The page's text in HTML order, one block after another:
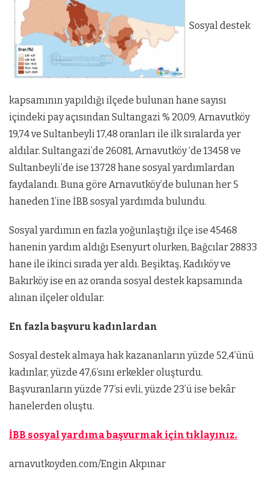
Sosyal destek
kapsamının yapıldığı ilçede bulunan hane sayısı
içindeki pay açısından Sultangazi % 20,09, Arnavutköy
19,74 ve Sultanbeyli 17,48 oranları ile ilk sıralarda yer
aldılar. Sultangazi’de 26081, Arnavutköy ‘de 13458 ve
Sultanbeyli’de ise 13728 hane sosyal yardımlardan
faydalandı. Buna göre Arnavutköy’de bulunan her 5
haneden 1’ine İBB sosyal yardımda bulundu.
Sosyal yardımın en fazla yoğunlaştığı ilçe ise 45468
hanenin yardım aldığı Esenyurt olurken, Bağcılar 28833
hane ile ikinci sırada yer aldı. Beşiktaş, Kadıköy ve
Bakırköy ise en az oranda sosyal destek kapsamında
alınan ilçeler oldular.
En fazla başvuru kadınlardan
Sosyal destek almaya hak kazananların yüzde 52,4’ünü
kadınlar, yüzde 47,6’sını erkekler oluşturdu.
Başvuranların yüzde 77’si evli, yüzde 23’ü ise bekâr
hanelerden oluştu.
İBB sosyal yardıma başvurmak için tıklayınız.
arnavutkoyden.com/Engin Akpınar